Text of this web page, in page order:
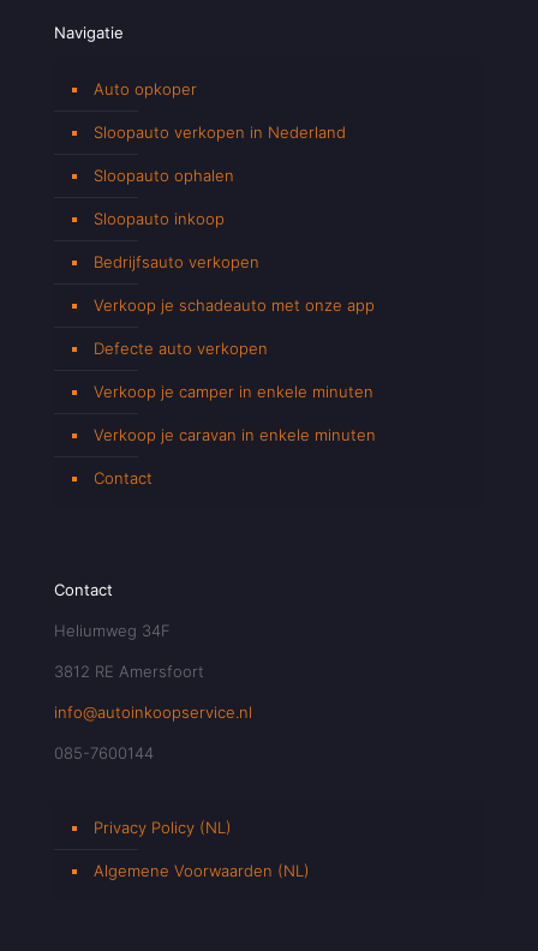
Navigatie
Auto opkoper
Sloopauto verkopen in Nederland
Sloopauto ophalen
Sloopauto inkoop
Bedrijfsauto verkopen
Verkoop je schadeauto met onze app
Defecte auto verkopen
Verkoop je camper in enkele minuten
Verkoop je caravan in enkele minuten
Contact
Contact
Heliumweg 34F
3812 RE Amersfoort
info@autoinkoopservice.nl
085-7600144
Privacy Policy (NL)
Algemene Voorwaarden (NL)